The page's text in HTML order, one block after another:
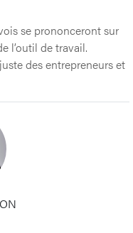
se prononceront sur
l’outil de travail.
des entrepreneurs et